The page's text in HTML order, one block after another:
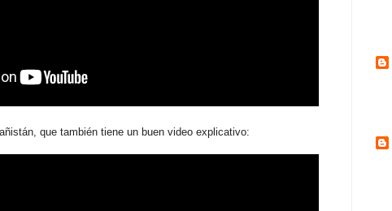
que también tiene un buen video explicativo: